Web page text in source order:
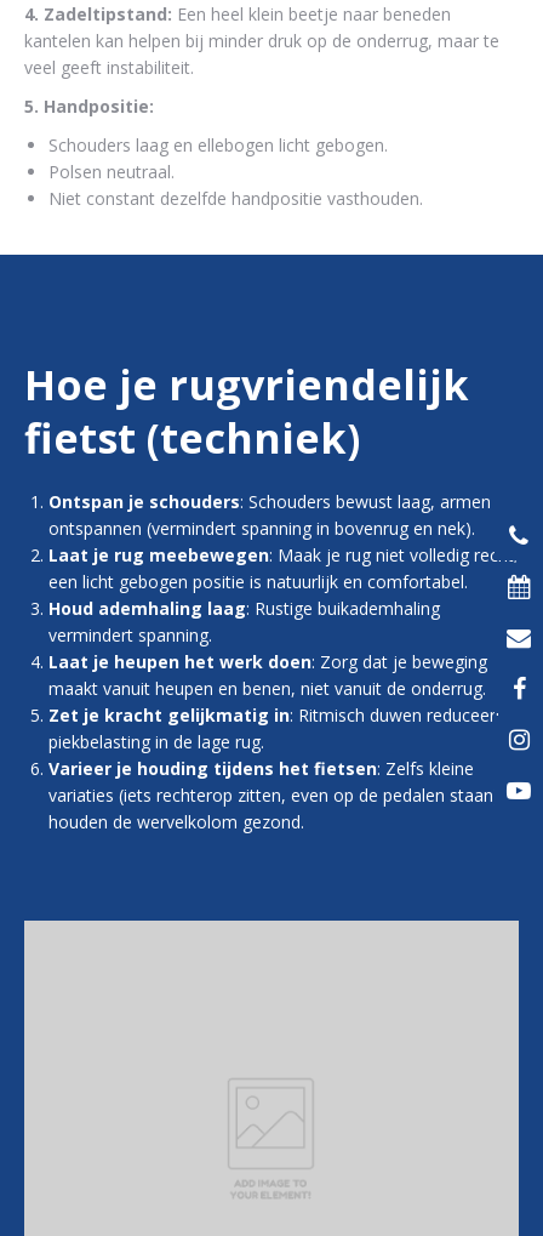
4. Zadeltipstand: Een heel klein beetje naar beneden
kantelen kan helpen bij minder druk op de onderrug, maar te
veel geeft instabiliteit.
5. Handpositie:
Schouders laag en ellebogen licht gebogen.
Polsen neutraal.
Niet constant dezelfde handpositie vasthouden.
Hoe je rugvriendelijk
fietst (techniek)
Ontspan je schouders: Schouders bewust laag, armen
ontspannen (vermindert spanning in bovenrug en nek).
Laat je rug meebewegen: Maak je rug niet volledig recht;
een licht gebogen positie is natuurlijk en comfortabel.
Houd ademhaling laag: Rustige buikademhaling
vermindert spanning.
Laat je heupen het werk doen: Zorg dat je beweging
maakt vanuit heupen en benen, niet vanuit de onderrug.
Zet je kracht gelijkmatig in: Ritmisch duwen reduceert
piekbelasting in de lage rug.
Varieer je houding tijdens het fietsen: Zelfs kleine
variaties (iets rechterop zitten, even op de pedalen staan)
houden de wervelkolom gezond.